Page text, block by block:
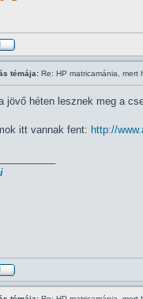
témája: Re: HP matricamánia, mert
jövő héten lesznek meg a
itt vannak fent: http://